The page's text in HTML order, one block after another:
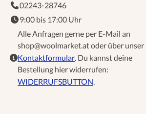
02243-28746
9:00 bis 17:00 Uhr
Alle Anfragen gerne per E-Mail an
shop@woolmarket.at oder über unser
Kontaktformular. Du kannst deine
Bestellung hier widerrufen:
WIDERRUFSBUTTON.